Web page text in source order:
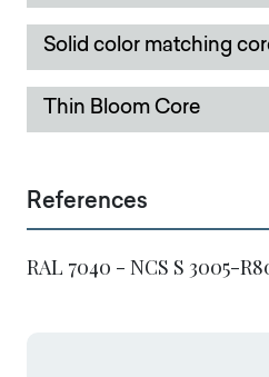
Solid color matching
Thin Bloom Core
References
RAL 7040 - NCS S 3005-